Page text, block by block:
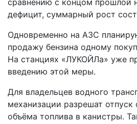
сравнению с концом прошлой
дефицит, суммарный рост
Одновременно на АЗС
продажу бензина одному
На станциях «ЛУКОЙЛа» уже
введению этой меры.
Для владельцев водного
механизации разрешат отпуск
объёма топлива в канистры.